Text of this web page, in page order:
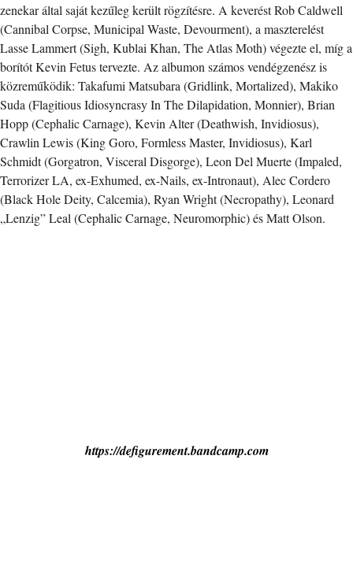
zenekar által saját kezűleg került rögzítésre. A keverést Rob Caldwell
(Cannibal Corpse, Municipal Waste, Devourment), a maszterelést
Lasse Lammert (Sigh, Kublai Khan, The Atlas Moth) végezte el, míg a
borítót Kevin Fetus tervezte. Az albumon számos vendégzenész is
közreműködik: Takafumi Matsubara (Gridlink, Mortalized), Makiko
Suda (Flagitious Idiosyncrasy In The Dilapidation, Monnier), Brian
Hopp (Cephalic Carnage), Kevin Alter (Deathwish, Invidiosus),
Crawlin Lewis (King Goro, Formless Master, Invidiosus), Karl
Schmidt (Gorgatron, Visceral Disgorge), Leon Del Muerte (Impaled,
Terrorizer LA, ex-Exhumed, ex-Nails, ex-Intronaut), Alec Cordero
(Black Hole Deity, Calcemia), Ryan Wright (Necropathy), Leonard
„Lenzig” Leal (Cephalic Carnage, Neuromorphic) és Matt Olson.
https://defigurement.bandcamp.com